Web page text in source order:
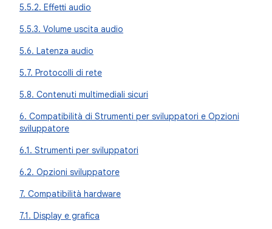
5.5.2. Effetti audio
5.5.3. Volume uscita audio
5.6. Latenza audio
5.7. Protocolli di rete
5.8. Contenuti multimediali sicuri
6. Compatibilità di Strumenti per sviluppatori e Opzioni
sviluppatore
6.1. Strumenti per sviluppatori
6.2. Opzioni sviluppatore
7. Compatibilità hardware
7.1. Display e grafica